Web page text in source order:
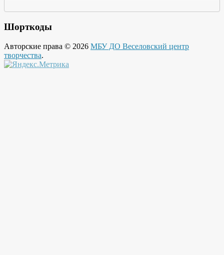
Шорткоды
Авторские права © 2026 МБУ ДО Веселовский центр
творчества.